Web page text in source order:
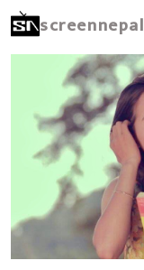
screennepal